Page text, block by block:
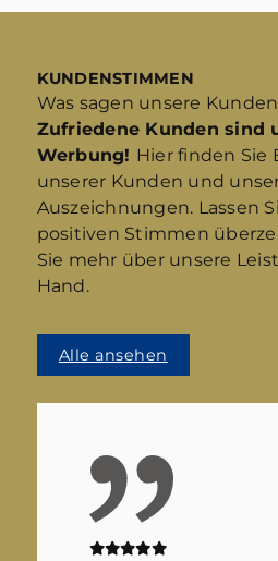
KUNDENSTIMMEN
Was sagen unsere Kunden
Zufriedene Kunden sind
Werbung! Hier finden Sie
unserer Kunden und
Auszeichnungen. Lassen
positiven Stimmen
Sie mehr über unsere
Hand.
Alle ansehen